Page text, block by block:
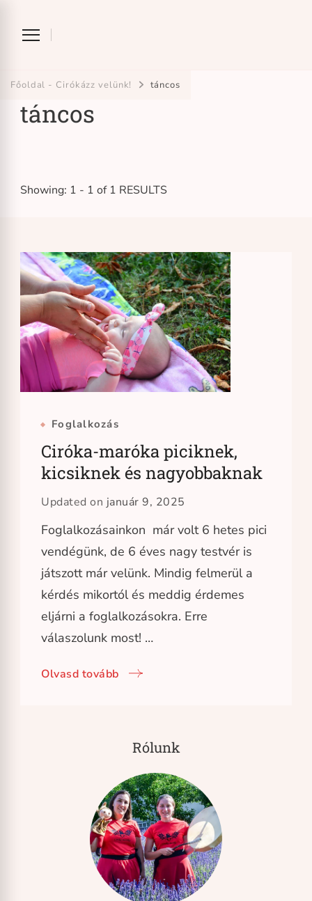
Főoldal - Cirókázz velünk! táncos
táncos
Showing: 1 - 1 of 1 RESULTS
Foglalkozás
Ciróka-maróka piciknek,
kicsiknek és nagyobbaknak
Updated on január 9, 2025
Foglalkozásainkon már volt 6 hetes pici
vendégünk, de 6 éves nagy testvér is
játszott már velünk. Mindig felmerül a
kérdés mikortól és meddig érdemes
eljárni a foglalkozásokra. Erre
válaszolunk most! …
Olvasd tovább
Rólunk